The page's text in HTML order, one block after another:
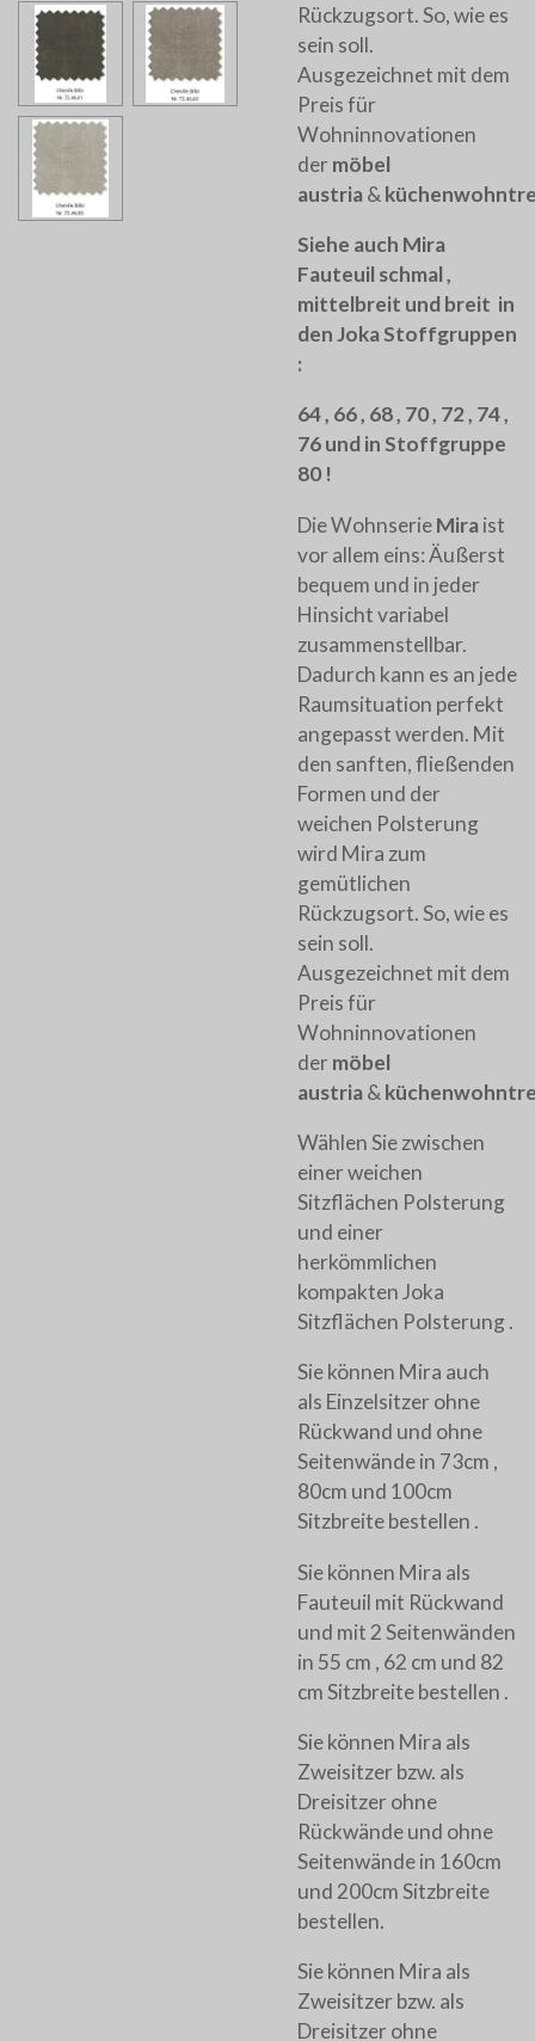
Rückzugsort. So, wie es
sein soll.
Ausgezeichnet mit dem
Preis für
Wohninnovationen
dermöbel
austria&
Siehe auch Mira
Fauteuil schmal ,
mittelbreit und breit in
den Joka Stoffgruppen
:
64 , 66 , 68 , 70 , 72 , 74 ,
76 und in Stoffgruppe
80 !
Die WohnserieMiraist
vor allem eins: Äußerst
bequem und in jeder
Hinsicht variabel
zusammenstellbar.
Dadurch kann es an jede
Raumsituation perfekt
angepasst werden. Mit
den sanften, fließenden
Formen und der
weichen Polsterung
wird Mira zum
gemütlichen
Rückzugsort. So, wie es
sein soll.
Ausgezeichnet mit dem
Preis für
Wohninnovationen
dermöbel
austria&
Wählen Sie zwischen
einerweichen
Sitzflächen Polsterung
und einer
herkömmlichen
kompakten Joka
Sitzflächen Polsterung .
Sie können Mira auch
als Einzelsitzer ohne
Rückwand und ohne
Seitenwände in 73cm ,
80cm und 100cm
Sitzbreite bestellen .
Sie können Mira als
Fauteuil mit Rückwand
und mit 2 Seitenwänden
in 55 cm , 62 cm und 82
cm Sitzbreite bestellen .
Sie können Mira als
Zweisitzer bzw. als
Dreisitzer ohne
Rückwände und ohne
Seitenwände in 160cm
und 200cm Sitzbreite
bestellen.
Sie können Mira als
Zweisitzer bzw. als
Dreisitzer ohne